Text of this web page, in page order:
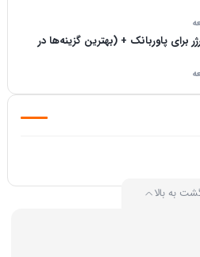
برای پاوربانک + (بهترین گزینه‌ها در
به بالا